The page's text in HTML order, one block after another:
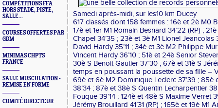
COMPÉTITIONS FFA
HORS STADE, PISTE,
SALLE...
COURSES OFFERTES PAR
GDM
MINIMAS CHPTS
FRANCE
SALLE MUSCULATION -
REMISE EN FORME
COMITÉ DIRECTEUR
Samedi après-midi, sur les10 km Ducey
617 classés dont 158 femmes : 16è et 2è M0
17è et 1er M1 Romain Besnard 34’22 (RP) ;
Chapel 34’35 ; 23è et 3è M1 Lionel Jeancolas
David Hardy 35’11 ; 34è et 3è M2 Philippe
Vincent Hardy 36’10 ; 51è et 24è Senior
30è S Benoit Gautier 37’30 ; 67è et 31è S
temps en poussant la poussette de sa fille –
69è et 6è M2 Dominique Leclerc 37’39 ; 85è
38’34 ; 87è et 38è S Quentin Lecharpentier
Fouque 39’14 ; 124è et 48è S Maxime Verret
Jérémy Brouillard 41’31 (RP) ; 165è et 19è M1